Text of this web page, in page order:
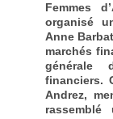
Femmes
organisé
Anne
marchés
générale
financiers.
Andrez,